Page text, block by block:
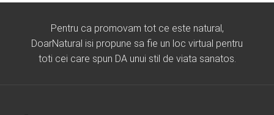
Pentru ca promovam tot ce este natural,
DoarNatural isi propune sa fie un loc virtual pentru
toti cei care spun DA unui stil de viata sanatos.